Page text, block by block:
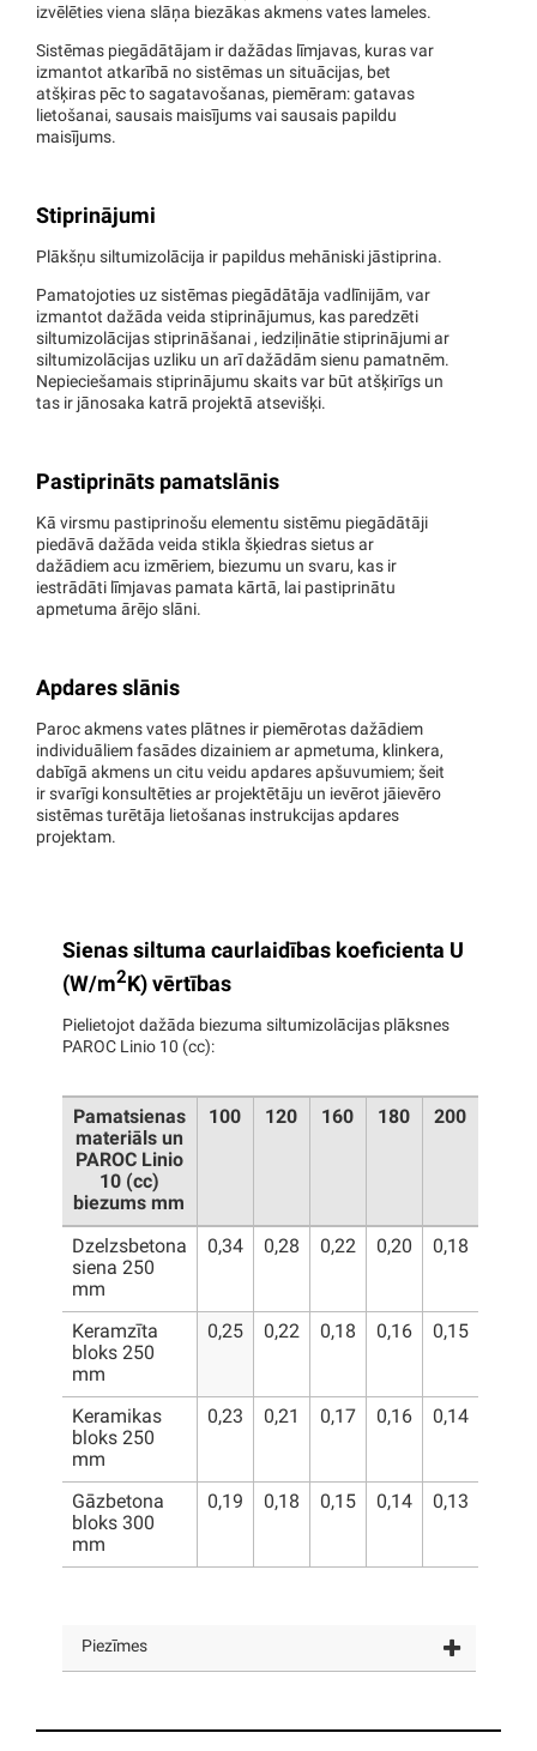
izvēlēties viena slāņa biezākas akmens vates lameles.
Sistēmas piegādātājam ir dažādas līmjavas, kuras var
izmantot atkarībā no sistēmas un situācijas, bet
atšķiras pēc to sagatavošanas, piemēram: gatavas
lietošanai, sausais maisījums vai sausais papildu
maisījums.
Stiprinājumi
Plākšņu siltumizolācija ir papildus mehāniski jāstiprina.
Pamatojoties uz sistēmas piegādātāja vadlīnijām, var
izmantot dažāda veida stiprinājumus, kas paredzēti
siltumizolācijas stiprināšanai , iedziļinātie stiprinājumi ar
siltumizolācijas uzliku un arī dažādām sienu pamatnēm.
Nepieciešamais stiprinājumu skaits var būt atšķirīgs un
tas ir jānosaka katrā projektā atsevišķi.
Pastiprināts pamatslānis
Kā virsmu pastiprinošu elementu sistēmu piegādātāji
piedāvā dažāda veida stikla šķiedras sietus ar
dažādiem acu izmēriem, biezumu un svaru, kas ir
iestrādāti līmjavas pamata kārtā, lai pastiprinātu
apmetuma ārējo slāni.
Apdares slānis
Paroc akmens vates plātnes ir piemērotas dažādiem
individuāliem fasādes dizainiem ar apmetuma, klinkera,
dabīgā akmens un citu veidu apdares apšuvumiem; šeit
ir svarīgi konsultēties ar projektētāju un ievērot jāievēro
sistēmas turētāja lietošanas instrukcijas apdares
projektam.
Sienas siltuma caurlaidības koeficienta U
(W/m2K) vērtības
Pielietojot dažāda biezuma siltumizolācijas plāksnes
PAROC Linio 10 (cc):
Pamatsienas
materiāls un
PAROC Linio
10 (cc)
biezums mm
100 120 160 180 200
Dzelzsbetona
siena 250
mm
0,34 0,28 0,22 0,20 0,18
Keramzīta
bloks 250
mm
0,25 0,22 0,18 0,16 0,15
Keramikas
bloks 250
mm
0,23 0,21 0,17 0,16 0,14
Gāzbetona
bloks 300
mm
0,19 0,18 0,15 0,14 0,13
Piezīmes